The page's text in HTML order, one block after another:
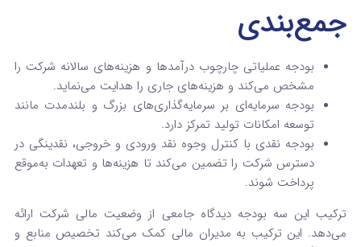
جمع‌بندی
بودجه عملیاتی چارچوب درآمدها و هزینه‌های سالانه شرکت را
مشخص می‌کند و هزینه‌های جاری را هدایت می‌نماید.
بودجه سرمایه‌ای بر سرمایه‌گذاری‌های بزرگ و بلندمدت مانند
توسعه امکانات تولید تمرکز دارد.
بودجه نقدی با کنترل وجوه نقد ورودی و خروجی، نقدینگی در
دسترس شرکت را تضمین می‌کند تا هزینه‌ها و تعهدات به‌موقع
پرداخت شوند.
ترکیب این سه بودجه دیدگاه جامعی از وضعیت مالی شرکت ارائه
می‌دهد. این ترکیب به مدیران مالی کمک می‌کند تخصیص منابع و